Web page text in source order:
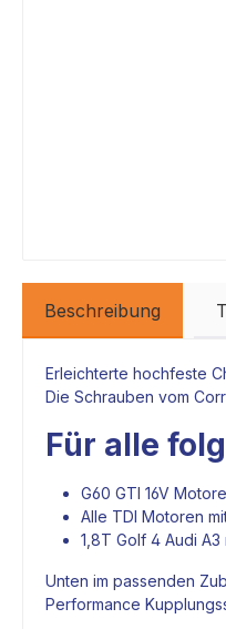
Beschreibung
Erleichterte hochfeste
Die Schrauben vom
Für alle
G60 GTI 16V
Alle TDI Motoren
1,8T Golf 4 Audi A3
Unten im passenden
Performance